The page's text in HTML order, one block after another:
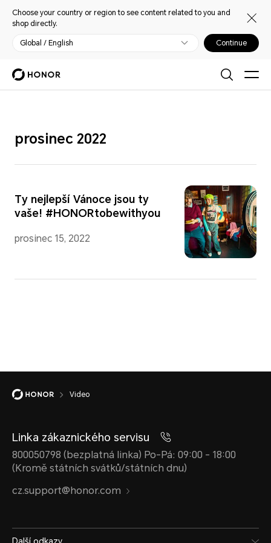
Choose your country or region to see content related to you and
shop directly.
Global / English Continue
prosinec 2022
Ty nejlepší Vánoce jsou ty
vaše! #HONORtobewithyou
prosinec 15, 2022
Video
Linka zákaznického servisu
800050798 (bezplatná linka) Po-Pá: 09:00 - 18:00
(Kromě státních svátků/státních dnu)
cz.support@honor.com